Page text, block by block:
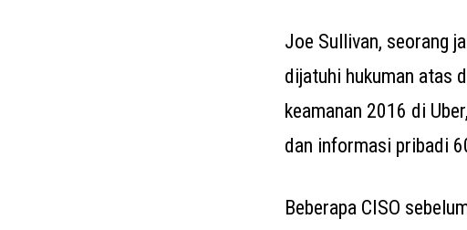
Joe Sullivan, seorang
dijatuhi hukuman atas
keamanan 2016 di
dan informasi pribadi
Beberapa CISO